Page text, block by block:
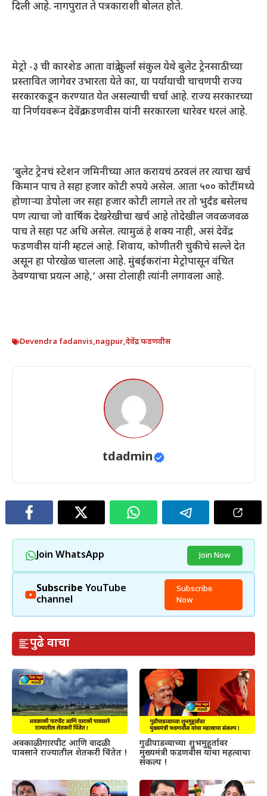
दिली आहे. नागपुरात ते पत्रकाराशी बोलत होते.
मेट्रो -३ ची कारशेड आता वांद्रे कुर्ला संकुल येथे बुलेट ट्रेनसाठीच्या
प्रस्तावित जागेवर उभारता येते का, या पर्यायाची चाचणपी राज्य
सरकारकडून करण्यात येत असल्याची चर्चा आहे. राज्य सरकारच्या
या निर्णयवरून देवेंद्र फडणवीस यांनी सरकारला धारेवर धरलं आहे.
‘बुलेट ट्रेनचं स्टेशन जमिनीच्या आत करायचं ठरवलं तर त्याचा खर्च
किमान पाच ते सहा हजार कोटी रुपये असेल. आता ५०० कोटींमध्ये
होणाऱ्या डेपोला जर सहा हजार कोटी लागले तर तो भुर्दंड बसेलच
पण त्याचा जो वार्षिक देखरेखीचा खर्च आहे तोदेखील जवळजवळ
पाच ते सहा पट अधि असेल. त्यामुळं हे शक्य नाही, असं देवेंद्र
फडणवीस यांनी म्हटलं आहे. शिवाय, कोणीतरी चुकीचे सल्ले देत
असून हा पोरखेळ चालला आहे. मुंबईकरांना मेट्रोपासून वंचित
ठेवण्याचा प्रयत्न आहे,’ असा टोलाही त्यांनी लगावला आहे.
Devendra fadanvis,nagpur,देवेंद्र फडणवीस
tdadmin
Join WhatsApp Join Now
Subscribe YouTube
channel
Subscribe
Now
पुढे वाचा
अवकाळी गारपीट आणि वादळी
पावसाने राज्यातील शेतकरी चिंतेत !
गुढीपाडव्याच्या शुभमुहूर्तावर
मुख्यमंत्री फडणवीस यांचा महत्वाचा
संकल्प !